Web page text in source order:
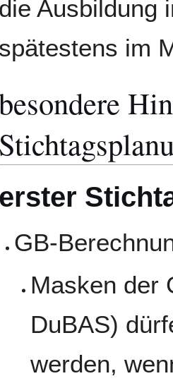
die Ausbildung
spätestens im
erster
GB-
Masken der
DuBAS)
werden,